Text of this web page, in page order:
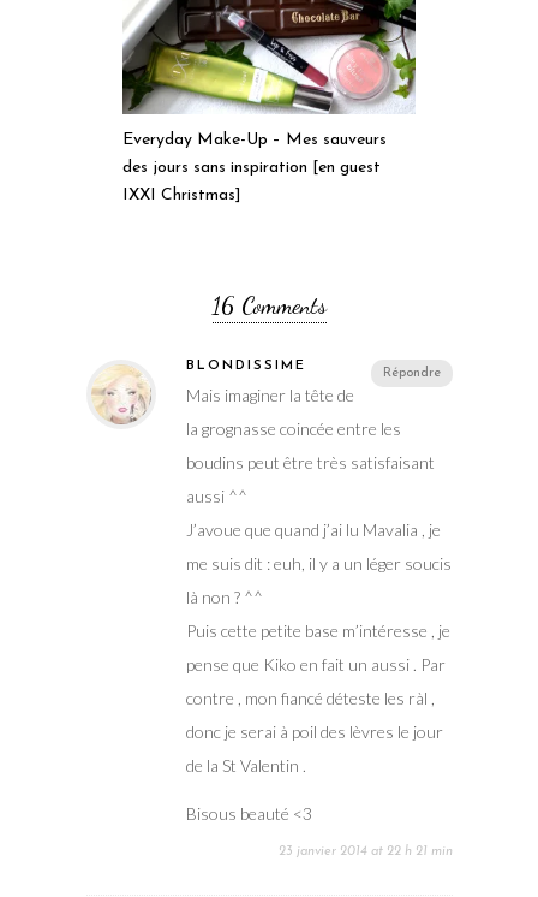
Everyday Make-Up – Mes sauveurs
des jours sans inspiration [en guest
IXXI Christmas]
16 Comments
Répondre
BLONDISSIME
Mais imaginer la tête de
la grognasse coincée entre les
boudins peut être très satisfaisant
aussi ^^
J’avoue que quand j’ai lu Mavalia , je
me suis dit : euh, il y a un léger soucis
là non ? ^^
Puis cette petite base m’intéresse , je
pense que Kiko en fait un aussi . Par
contre , mon fiancé déteste les ràl ,
donc je serai à poil des lèvres le jour
de la St Valentin .
Bisous beauté <3
23 janvier 2014 at 22 h 21 min